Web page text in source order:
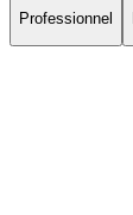
Professionnel